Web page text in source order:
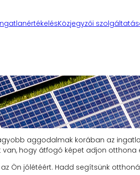
Közjegyzői
aggodalmak korában az
hogy átfogó képet adjon
Ön jólétéért. Hadd segítsünk